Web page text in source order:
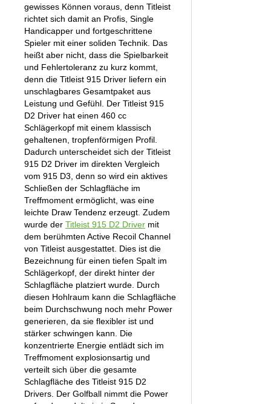
gewisses Können voraus, denn Titleist
richtet sich damit an Profis, Single
Handicapper und fortgeschrittene
Spieler mit einer soliden Technik. Das
heißt aber nicht, dass die Spielbarkeit
und Fehlertoleranz zu kurz kommt,
denn die Titleist 915 Driver liefern ein
unschlagbares Gesamtpaket aus
Leistung und Gefühl. Der Titleist 915
D2 Driver hat einen 460 cc
Schlägerkopf mit einem klassisch
gehaltenen, tropfenförmigen Profil.
Dadurch unterscheidet sich der Titleist
915 D2 Driver im direkten Vergleich
vom 915 D3, denn so wird ein aktives
Schließen der Schlagfläche im
Treffmoment ermöglicht, was eine
leichte Draw Tendenz erzeugt. Zudem
wurde der Titleist 915 D2 Driver mit
dem berühmten Active Recoil Channel
von Titleist ausgestattet. Dies ist die
Bezeichnung für einen tiefen Spalt im
Schlägerkopf, der direkt hinter der
Schlagfläche platziert wurde. Durch
diesen Hohlraum kann die Schlagfläche
beim Durchschwung noch mehr Power
generieren, da sie flexibler ist und
stärker schwingen kann. Die
konzentrierte Energie entlädt sich im
Treffmoment explosionsartig und
verteilt sich über die gesamte
Schlagfläche des Titleist 915 D2
Drivers. Der Golfball nimmt die Power